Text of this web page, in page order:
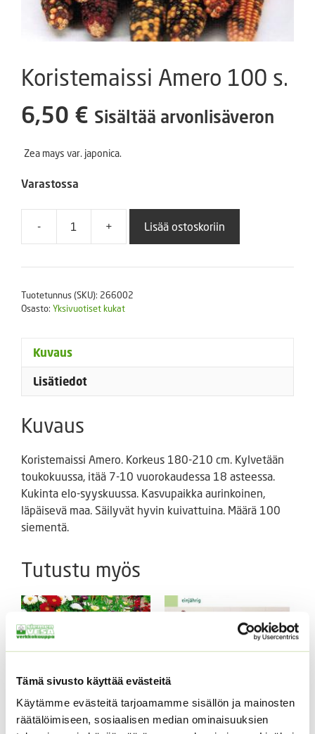
Tämä sivusto käyttää evästeitä
Käytämme evästeitä tarjoamamme sisällön ja mainosten
räätälöimiseen, sosiaalisen median ominaisuuksien
Koristemaissi Amero 100 s.
6,50 € Sisältää arvonlisäveron
Zea mays var. japonica.
Varastossa
-
Koristemaissi
100
määrä
+ Lisää ostoskoriin
Tuotetunnus (SKU): 266002
Osasto: Yksivuotiset kukat
Kuvaus
Lisätiedot
Kuvaus
Koristemaissi Amero. Korkeus 180-210 cm. Kylvetään
toukokuussa, itää 7-10 vuorokaudessa 18 asteessa.
Kukinta elo-syyskuussa. Kasvupaikka aurinkoinen,
läpäisevä maa. Säilyvät hyvin kuivattuina. Määrä 100
siementä.
Tutustu myös